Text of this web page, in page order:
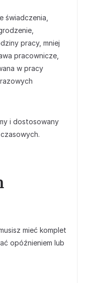
świadczenia,
pracy, mniej
pracownicze,
w pracy
i dostosowany
mieć komplet
opóźnieniem lub